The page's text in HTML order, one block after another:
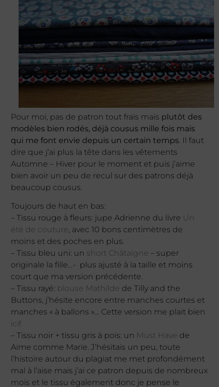
Pour moi, pas de patron tout frais mais plutôt des
modèles bien rodés, déjà cousus mille fois mais
qui me font envie depuis un certain temps . Il faut
dire que j’ai plus la tête dans les vêtements
Automne – Hiver pour le moment et puis j’aime
bien avoir un peu de recul sur des patrons déjà
beaucoup cousus.
Toujours de haut en bas:
– Tissu rouge à fleurs: jupe Adrienne du livre Un
été de couture, avec 10 bons centimètres de
moins et des poches en plus.
– Tissu bleu uni: un short Châtaigne – super
originale la fille…- plus ajusté à la taille et moins
court que ma version précédente.
– Tissu rayé: blouse Mathilde de Tilly and the
Buttons, j’hésite encore entre manches courtes et
manches « à ballons »… Cette version me plait bien
ici !
– Tissu noir + tissu gris à pois: un Must Have de
Aime comme Marie. J’hésitais un peu, toute
l’histoire autour du plagiat me met profondément
mal à l’aise mais j’ai ce patron depuis de nombreux
mois et le tissu également donc je pense le